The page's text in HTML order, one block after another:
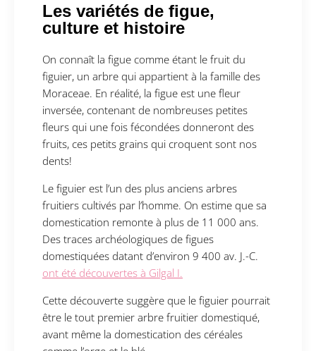
Les variétés de figue,
culture et histoire
On connaît la figue comme étant le fruit du
figuier, un arbre qui appartient à la famille des
Moraceae. En réalité, la figue est une fleur
inversée, contenant de nombreuses petites
fleurs qui une fois fécondées donneront des
fruits, ces petits grains qui croquent sont nos
dents!
Le figuier est l’un des plus anciens arbres
fruitiers cultivés par l’homme. On estime que sa
domestication remonte à plus de 11 000 ans.
Des traces archéologiques de figues
domestiquées datant d’environ 9 400 av. J.-C.
ont été découvertes à Gilgal I.
Cette découverte suggère que le figuier pourrait
être le tout premier arbre fruitier domestiqué,
avant même la domestication des céréales